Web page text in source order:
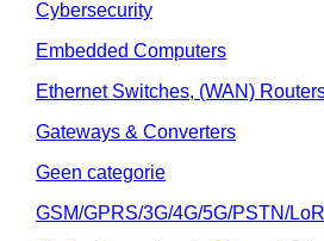
Cybersecurity
Embedded Computers
Ethernet Switches, (WAN)
Gateways & Converters
Geen categorie
GSM/GPRS/3G/4G/5G/PSTN/